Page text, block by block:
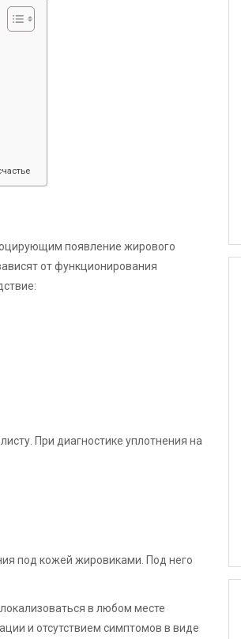
появление жирового
от функционирования
При диагностике уплотнения на
под кожей жировиками. Под него
в любом месте
и отсутствием симптомов в виде